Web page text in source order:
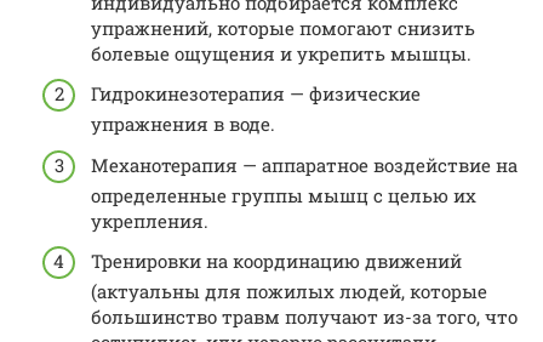
упражнений, которые помогают снизить
болевые ощущения и укрепить мышцы.
Гидрокинезотерапия — физические
упражнения в воде.
Механотерапия — аппаратное воздействие на
определенные группы мышц с целью их
укрепления.
Тренировки на координацию движений
(актуальны для пожилых людей, которые
большинство травм получают из-за того, что